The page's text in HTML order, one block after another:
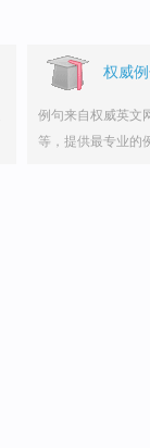
权威
例句来自权威英文
等，提供最专业的